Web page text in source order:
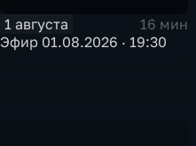
1 августа
16 мин
Эфир 01.08.2026 · 19:30